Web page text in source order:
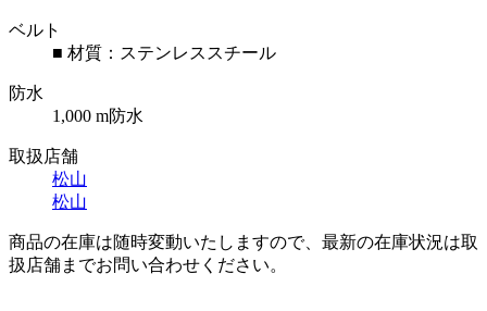
ベルト
■ 材質：ステンレススチール
防水
1,000 m防水
取扱店舗
松山
松山
商品の在庫は随時変動いたしますので、最新の在庫状況は取
扱店舗までお問い合わせください。